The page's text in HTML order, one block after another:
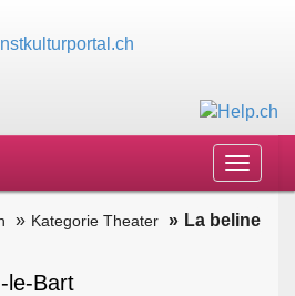
Toggle
Kategorie Theater La beline
le-Bart